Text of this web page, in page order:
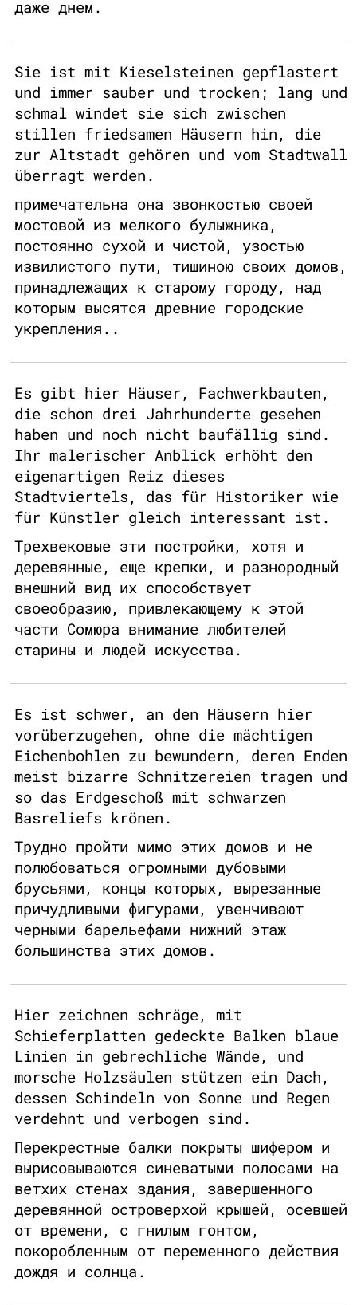
даже днем.
Sie ist mit Kieselsteinen gepflastert
und immer sauber und trocken; lang und
schmal windet sie sich zwischen
stillen friedsamen Häusern hin, die
zur Altstadt gehören und vom Stadtwall
überragt werden.
примечательна она звонкостью своей
мостовой из мелкого булыжника,
постоянно сухой и чистой, узостью
извилистого пути, тишиною своих домов,
принадлежащих к старому городу, над
которым высятся древние городские
укрепления..
Es gibt hier Häuser, Fachwerkbauten,
die schon drei Jahrhunderte gesehen
haben und noch nicht baufällig sind.
Ihr malerischer Anblick erhöht den
eigenartigen Reiz dieses
Stadtviertels, das für Historiker wie
für Künstler gleich interessant ist.
Трехвековые эти постройки, хотя и
деревянные, еще крепки, и разнородный
внешний вид их способствует
своеобразию, привлекающему к этой
части Сомюра внимание любителей
старины и людей искусства.
Es ist schwer, an den Häusern hier
vorüberzugehen, ohne die mächtigen
Eichenbohlen zu bewundern, deren Enden
meist bizarre Schnitzereien tragen und
so das Erdgeschoß mit schwarzen
Basreliefs krönen.
Трудно пройти мимо этих домов и не
полюбоваться огромными дубовыми
брусьями, концы которых, вырезанные
причудливыми фигурами, увенчивают
черными барельефами нижний этаж
большинства этих домов.
Hier zeichnen schräge, mit
Schieferplatten gedeckte Balken blaue
Linien in gebrechliche Wände, und
morsche Holzsäulen stützen ein Dach,
dessen Schindeln von Sonne und Regen
verdehnt und verbogen sind.
Перекрестные балки покрыты шифером и
вырисовываются синеватыми полосами на
ветхих стенах здания, завершенного
деревянной островерхой крышей, осевшей
от времени, с гнилым гонтом,
покоробленным от переменного действия
дождя и солнца.